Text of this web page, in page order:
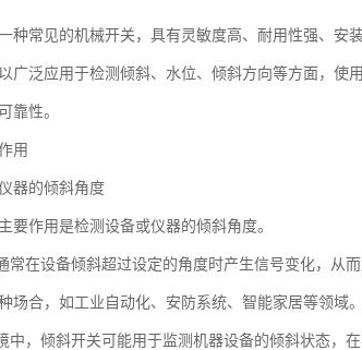
种常见的机械开关，具有灵敏度高、耐用性强、安
广泛应用于检测倾斜、水位、倾斜方向等方面，
靠性。
用
器的倾斜角度
要作用是检测设备或仪器的倾斜角度。
常在设备倾斜超过设定的角度时产生信号变化，从
场合，如工业自动化、安防系统、智能家居等领域。
中，倾斜开关可能用于监测机器设备的倾斜状态，